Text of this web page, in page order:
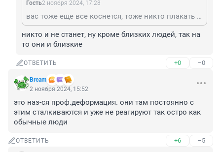
Гость2 ноября 2024, 17:28
вас тоже еще все коснется, тоже никто плакать не станет...
никто и не станет, ну кроме близких людей, так на
то они и близкие
ОТВЕТИТЬ +0 –0
Bream
2 ноября 2024, 15:52
это наз-ся проф.деформация. они там постоянно с
этим сталкиваются и уже не реагируют так остро как
обычные люди
ОТВЕТИТЬ +6 –5